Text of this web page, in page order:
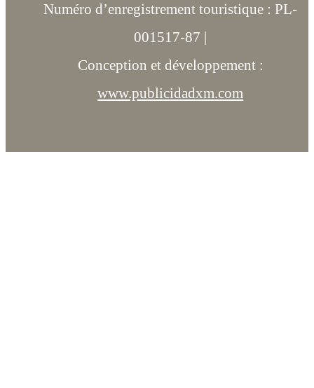
Numéro d’enregistrement touristique : PL-
001517-87 |
Conception et développement :
www.publicidadxm.com